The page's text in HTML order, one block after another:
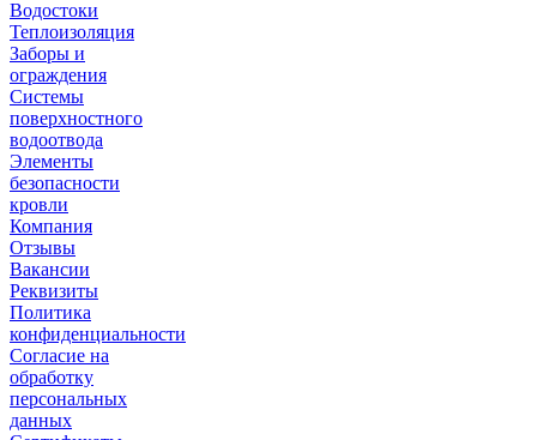
Водостоки
Теплоизоляция
Заборы и
ограждения
Системы
поверхностного
водоотвода
Элементы
безопасности
кровли
Компания
Отзывы
Вакансии
Реквизиты
Политика
конфиденциальности
Согласие на
обработку
персональных
данных